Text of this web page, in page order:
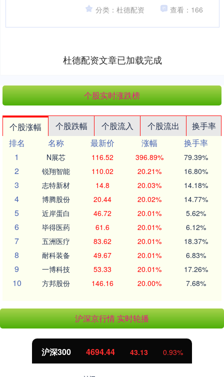
分类：杜德配资 查看：166
杜德配资文章已加载完成
个股实时涨跌榜
个股涨幅 个股跌幅 个股流入 个股流出
换手率
排名
名称 最新价 涨幅
换手率
1
N展芯 116.52 396.89% 79.39%
2 锐翔智能 110.02 20.21% 16.80%
3 志特新材 14.8 20.03% 14.18%
4 博腾股份 20.44 20.02% 14.77%
5 近岸蛋白 46.72 20.01% 5.62%
6 毕得医药 61.6 20.01% 6.12%
7 五洲医疗 83.62 20.01% 18.37%
8 耐科装备 49.67 20.01% 6.83%
9 一博科技 53.33 20.01% 17.26%
10 方邦股份 146.16 20.00% 7.68%
沪深京行情 实时轮播
沪深300 4694.44 43.13 0.93%